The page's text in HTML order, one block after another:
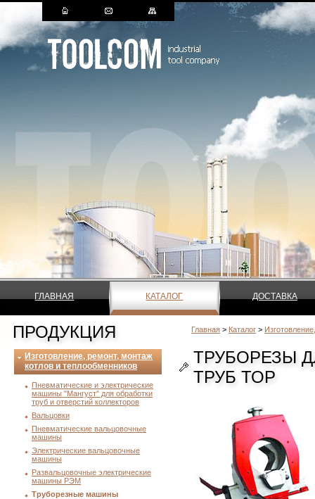
ГЛАВНАЯ КАТАЛОГ ДОСТАВКА
ПРОДУКЦИЯ
Изготовление, ремонт, монтаж
котлов и теплообменников
Пневматические и электрические
машины "Мангуст" для обработки
труб и отверстий коллекторов
Вальцовки
Пневматические вальцовочные
машины
Электрические вальцовочные
машины
Развальцовочные электрические
машины РЭМ
Труборезные машины
Главная > Каталог >
ТРУБОРЕЗЫ
ТРУБ ТОР